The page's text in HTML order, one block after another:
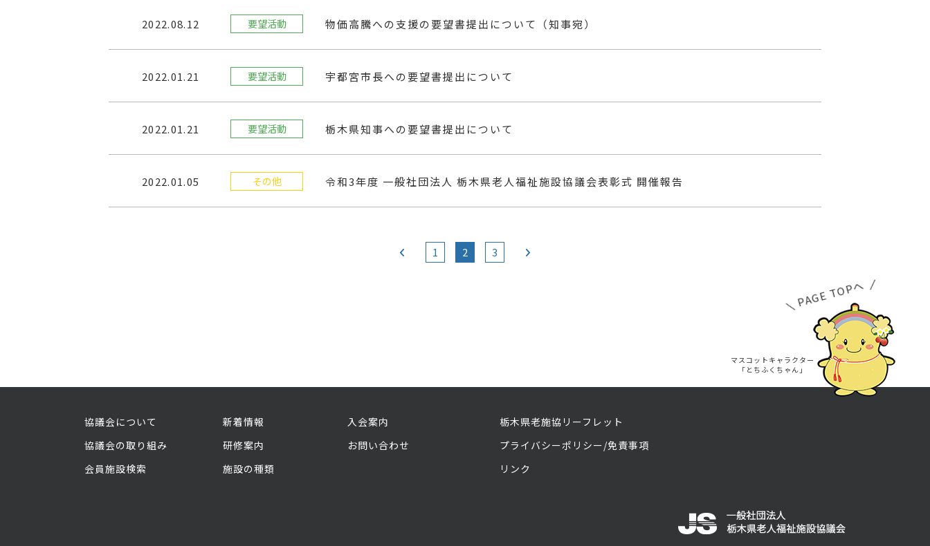
2022.08.12 要望活動 物価高騰への支援の要望書提出について（知事宛）
2022.01.21 要望活動 宇都宮市長への要望書提出について
2022.01.21 要望活動 栃木県知事への要望書提出について
2022.01.05 その他 令和3年度 一般社団法人 栃木県老人福祉施設協議会表彰式 開催報告
1 2 3
PAGE TOPへ
マスコットキャラクター
「とちふくちゃん」
協議会について
協議会の取り組み
会員施設検索
新着情報
研修案内
施設の種類
入会案内
お問い合わせ
栃木県老施協リーフレット
プライバシーポリシー/免責事項
リンク